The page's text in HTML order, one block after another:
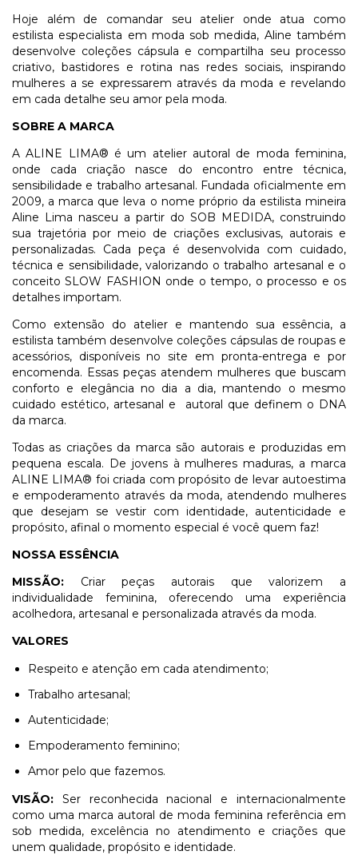
Hoje além de comandar seu atelier onde atua como
estilista especialista em moda sob medida, Aline também
desenvolve coleções cápsula e compartilha seu processo
criativo, bastidores e rotina nas redes sociais, inspirando
mulheres a se expressarem através da moda e revelando
em cada detalhe seu amor pela moda.
SOBRE A MARCA
A ALINE LIMA® é um atelier autoral de moda feminina,
onde cada criação nasce do encontro entre técnica,
sensibilidade e trabalho artesanal. Fundada oficialmente em
2009, a marca que leva o nome próprio da estilista mineira
Aline Lima nasceu a partir do SOB MEDIDA, construindo
sua trajetória por meio de criações exclusivas, autorais e
personalizadas. Cada peça é desenvolvida com cuidado,
técnica e sensibilidade, valorizando o trabalho artesanal e o
conceito SLOW FASHION onde o tempo, o processo e os
detalhes importam.
Como extensão do atelier e mantendo sua essência, a
estilista também desenvolve coleções cápsulas de roupas e
acessórios, disponíveis no site em pronta-entrega e por
encomenda. Essas peças atendem mulheres que buscam
conforto e elegância no dia a dia, mantendo o mesmo
cuidado estético, artesanal e autoral que definem o DNA
da marca.
Todas as criações da marca são autorais e produzidas em
pequena escala. De jovens à mulheres maduras, a marca
ALINE LIMA® foi criada com propósito de levar autoestima
e empoderamento através da moda, atendendo mulheres
que desejam se vestir com identidade, autenticidade e
propósito, afinal o momento especial é você quem faz!
NOSSA ESSÊNCIA
MISSÃO: Criar peças autorais que valorizem a
individualidade feminina, oferecendo uma experiência
acolhedora, artesanal e personalizada através da moda.
VALORES
Respeito e atenção em cada atendimento;
Trabalho artesanal;
Autenticidade;
Empoderamento feminino;
Amor pelo que fazemos.
VISÃO: Ser reconhecida nacional e internacionalmente
como uma marca autoral de moda feminina referência em
sob medida, excelência no atendimento e criações que
unem qualidade, propósito e identidade.